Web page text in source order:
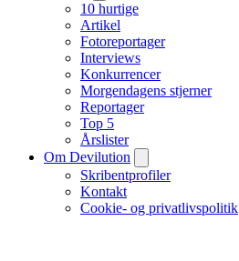
10 hurtige
Artikel
Fotoreportager
Interviews
Konkurrencer
Morgendagens stjerner
Reportager
Top 5
Årslister
Om Devilution
Skribentprofiler
Kontakt
Cookie- og privatlivspolitik